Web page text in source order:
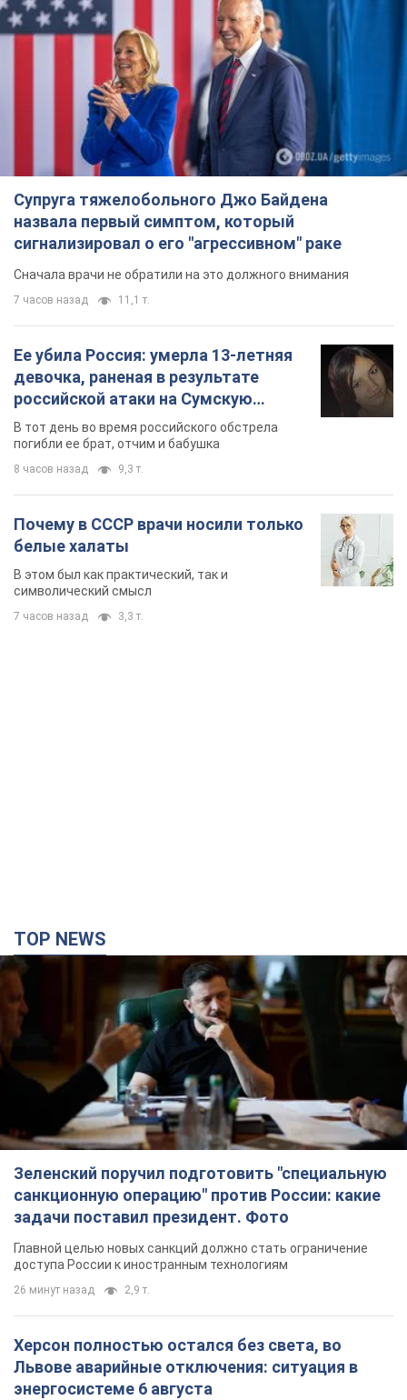
Супруга тяжелобольного Джо Байдена
назвала первый симптом, который
сигнализировал о его "агрессивном" раке
Сначала врачи не обратили на это должного внимания
7 часов назад 11,1 т.
Ее убила Россия: умерла 13-летняя
девочка, раненая в результате
российской атаки на Сумскую
область. Фото
В тот день во время российского обстрела
Почему в СССР врачи носили только
белые халаты
В этом был как практический, так и
символический смысл
7 часов назад 3,3 т.
Зеленский поручил подготовить "специальную
санкционную операцию" против России: какие
задачи поставил президент. Фото
Главной целью новых санкций должно стать ограничение
доступа России к иностранным технологиям
26 минут назад 2,9 т.
Херсон полностью остался без света, во
Львове аварийные отключения: ситуация в
энергосистеме 6 августа
3 часа назад 12,8 т.
Налоговая служба передаст Минобороны
данные о мужчинах в возрасте от 18 до 60 лет:
зачем это нужно
Это необходимо для проверки воинского учета